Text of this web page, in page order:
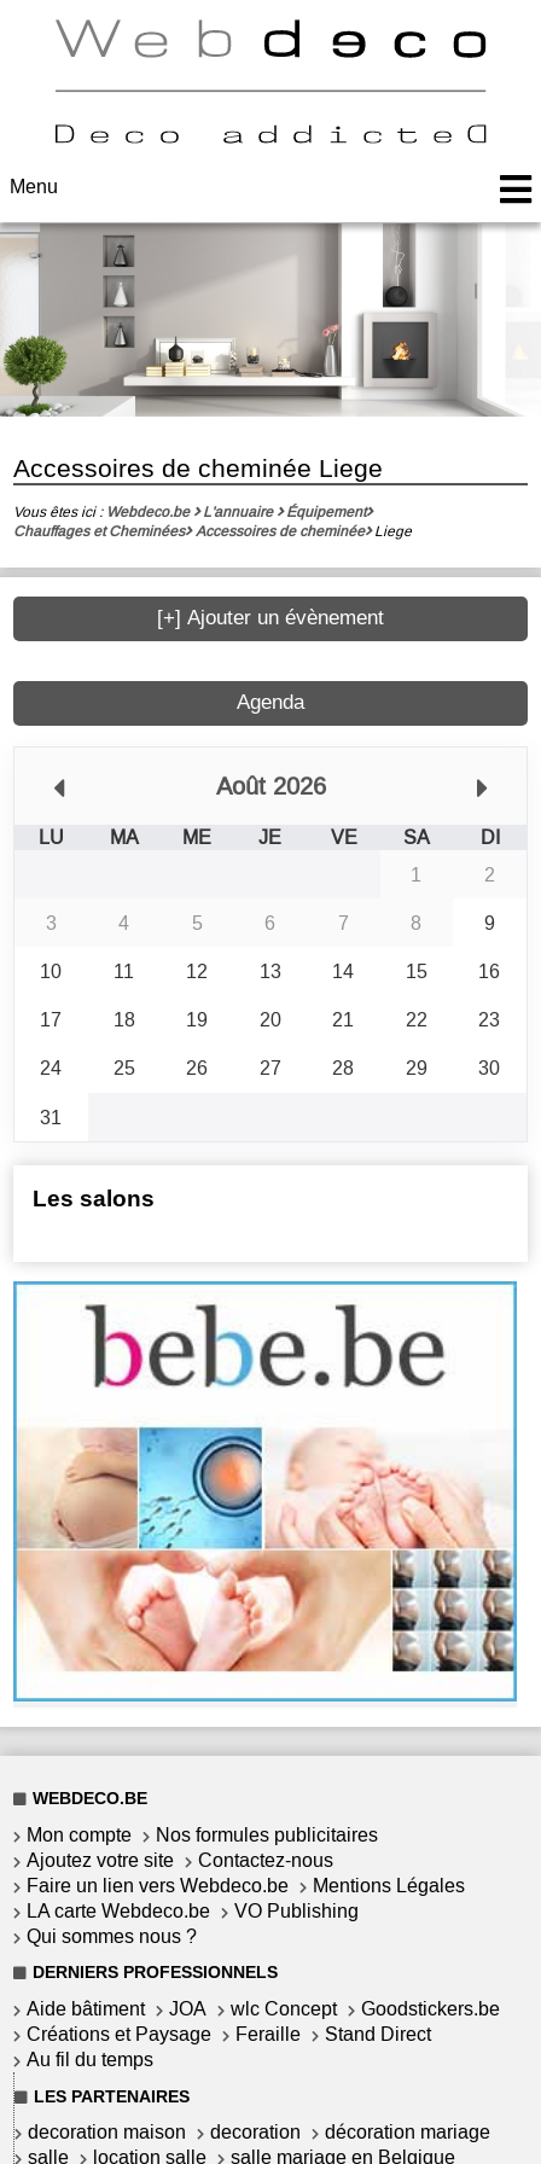
Menu
Accessoires de cheminée Liege
Vous êtes ici : Webdeco.be L'annuaire
Équipement
Chauffages et Cheminées Accessoires de cheminée Liege
Agenda
Août 2026
LU MA ME JE VE SA
DI
1
2
3
4 5 6 7 8
9
10
11 12 13 14 15
16
17
18 19 20 21 22
23
24
25 26 27 28 29
30
31
[+] Ajouter un évènement
Les salons
WEBDECO.BE
Mon compte
Nos formules publicitaires
Ajoutez votre site
Contactez-nous
Faire un lien vers Webdeco.be
Mentions Légales
LA carte Webdeco.be
VO Publishing
Qui sommes nous ?
DERNIERS PROFESSIONNELS
Aide bâtiment JOA wlc Concept
Goodstickers.be
Créations et Paysage
Feraille
Stand Direct
Au fil du temps
LES PARTENAIRES
decoration maison decoration
décoration mariage
salle
location salle salle mariage en Belgique